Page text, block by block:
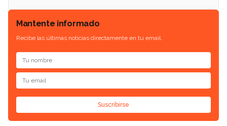
Mantente informado
Recibe las últimas noticias directamente en tu email.
Suscribirse